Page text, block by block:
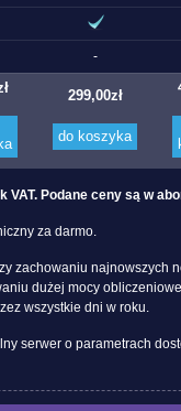
-
299,00zł
do koszyka
Podane ceny są w
za darmo.
zachowaniu najnowszych
dużej mocy
wszystkie dni w roku.
serwer o parametrach